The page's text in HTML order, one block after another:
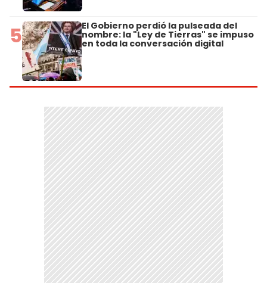
5 El Gobierno perdió la pulseada del
nombre: la "Ley de Tierras" se impuso
en toda la conversación digital